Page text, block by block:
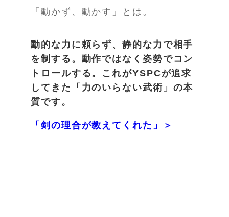
「動かず、動かす」とは。
動的な力に頼らず、静的な力で相手
を制する。動作ではなく姿勢でコン
トロールする。これがYSPCが追求
してきた「力のいらない武術」の本
質です。
「剣の理合が教えてくれた」＞